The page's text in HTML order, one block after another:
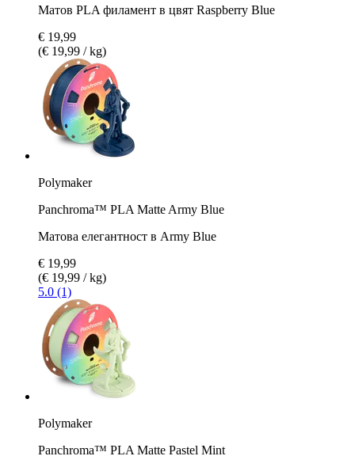
Матов PLA филамент в цвят Raspberry Blue
€ 19,99
(€ 19,99 / kg)
Polymaker
Panchroma™ PLA Matte Army Blue
Матова елегантност в Army Blue
€ 19,99
(€ 19,99 / kg)
5.0 (1)
Polymaker
Panchroma™ PLA Matte Pastel Mint